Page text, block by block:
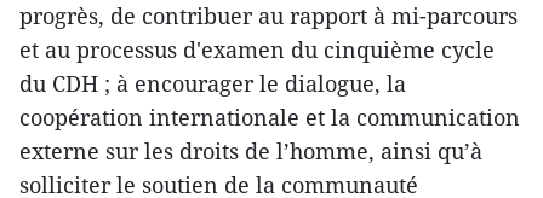
progrès, de contribuer au rapport à mi-parcours
et au processus d'examen du cinquième cycle
du CDH ; à encourager le dialogue, la
coopération internationale et la communication
externe sur les droits de l’homme, ainsi qu’à
solliciter le soutien de la communauté